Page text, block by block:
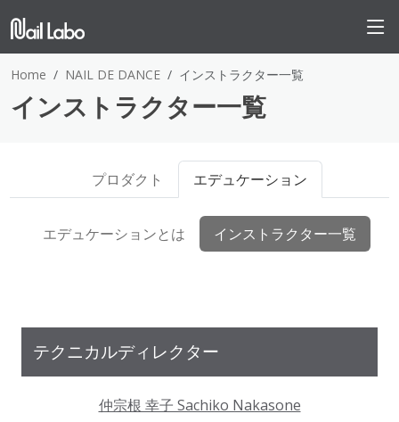
Home NAIL DE DANCE インストラクター一覧
インストラクター一覧
プロダクト エデュケーション
エデュケーションとは インストラクター一覧
テクニカルディレクター
仲宗根 幸子 Sachiko Nakasone